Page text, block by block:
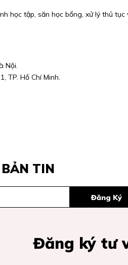
học tập, săn học bổng, xử lý thủ
Nội.
TP. Hồ Chí Minh.
TIN
Đăng Ký
Đăng ký tư